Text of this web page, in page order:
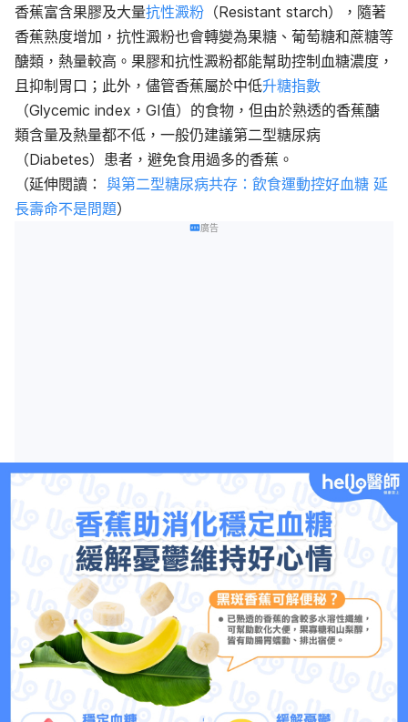
香蕉富含果膠及大量抗性澱粉 （Resistant starch），隨著
香蕉熟度增加，抗性澱粉也會轉變為果糖、葡萄糖和蔗糖等
醣類，熱量較高。果膠和抗性澱粉都能幫助控制血糖濃度，
且抑制胃口；此外，儘管香蕉屬於中低升糖指數
（Glycemic index，GI值）的食物，但由於熟透的香蕉醣
類含量及熱量都不低，一般仍建議第二型糖尿病
（Diabetes）患者，避免食用過多的香蕉。
（延伸閱讀： 與第二型糖尿病共存：飲食運動控好血糖 延
長壽命不是問題）
廣告